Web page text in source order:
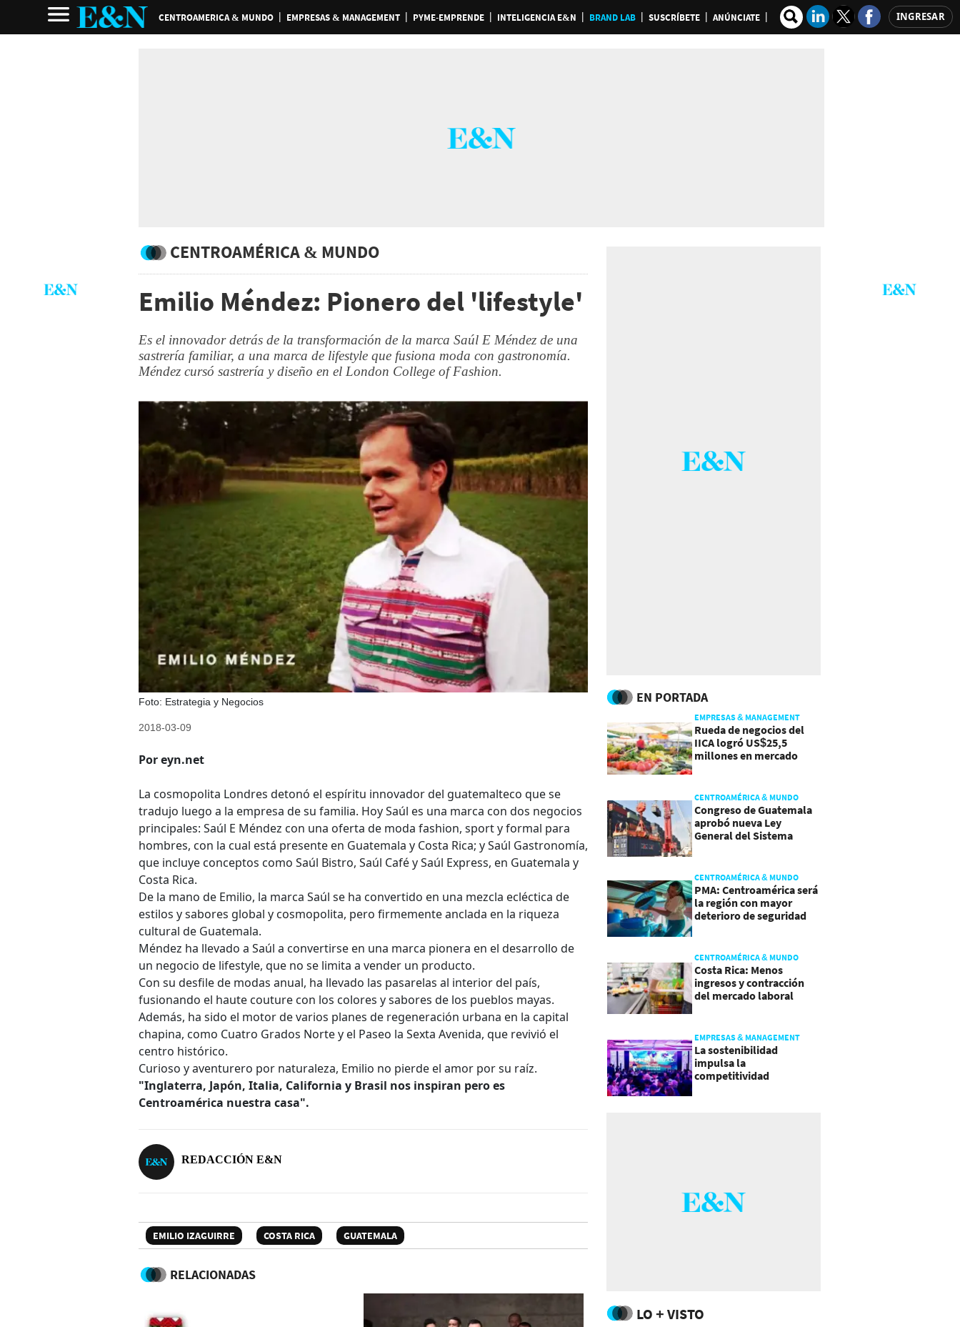
CENTROAMERICA & MUNDO EMPRESAS & MANAGEMENT PYME-EMPRENDE INTELIGENCIA E&N BRAND LAB SUSCRÍBETE ANÚNCIATE INGRESAR
CENTROAMÉRICA & MUNDO
Emilio Méndez: Pionero del 'lifestyle'
Es el innovador detrás de la transformación de la marca Saúl E Méndez de una
sastrería familiar, a una marca de lifestyle que fusiona moda con gastronomía.
Méndez cursó sastrería y diseño en el London College of Fashion.
Foto: Estrategia y Negocios
2018-03-09
Por eyn.net
La cosmopolita Londres detonó el espíritu innovador del guatemalteco que se
tradujo luego a la empresa de su familia. Hoy Saúl es una marca con dos negocios
principales: Saúl E Méndez con una oferta de moda fashion, sport y formal para
hombres, con la cual está presente en Guatemala y Costa Rica; y Saúl Gastronomía,
que incluye conceptos como Saúl Bistro, Saúl Café y Saúl Express, en Guatemala y
Costa Rica.
De la mano de Emilio, la marca Saúl se ha convertido en una mezcla ecléctica de
estilos y sabores global y cosmopolita, pero firmemente anclada en la riqueza
cultural de Guatemala.
Méndez ha llevado a Saúl a convertirse en una marca pionera en el desarrollo de
un negocio de lifestyle, que no se limita a vender un producto.
Con su desfile de modas anual, ha llevado las pasarelas al interior del país,
fusionando el haute couture con los colores y sabores de los pueblos mayas.
Además, ha sido el motor de varios planes de regeneración urbana en la capital
chapina, como Cuatro Grados Norte y el Paseo la Sexta Avenida, que revivió el
centro histórico.
Curioso y aventurero por naturaleza, Emilio no pierde el amor por su raíz.
"Inglaterra, Japón, Italia, California y Brasil nos inspiran pero es
Centroamérica nuestra casa".
REDACCIÓN E&N
EMILIO IZAGUIRRE COSTA RICA GUATEMALA
RELACIONADAS
EN PORTADA
EMPRESAS & MANAGEMENT
Rueda de negocios del
IICA logró US$25,5
millones en mercado
CENTROAMÉRICA & MUNDO
Congreso de Guatemala
aprobó nueva Ley
General del Sistema
CENTROAMÉRICA & MUNDO
PMA: Centroamérica será
la región con mayor
deterioro de seguridad
CENTROAMÉRICA & MUNDO
Costa Rica: Menos
ingresos y contracción
del mercado laboral
EMPRESAS & MANAGEMENT
La sostenibilidad
impulsa la
competitividad
LO + VISTO